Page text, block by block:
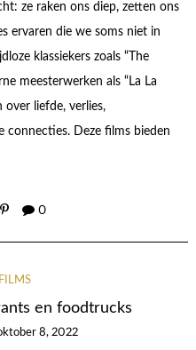
ze raken ons diep, zetten ons
ervaren die we soms niet in
klassiekers zoals “The
meesterwerken als “La La
over liefde, verlies,
connecties. Deze films bieden
0
en foodtrucks
8, 2022